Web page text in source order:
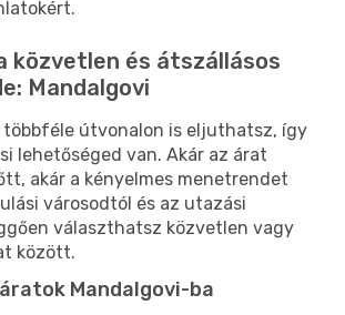
közvetlen és átszállásos
Mandalgovi
többféle útvonalon is eljuthatsz, így
lehetőséged van. Akár az árat
akár a kényelmes menetrendet
városodtól és az utazási
választhatsz közvetlen vagy
között.
Mandalgovi-ba